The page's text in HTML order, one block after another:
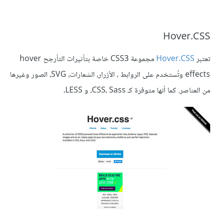
Hover.CSS
تعتبرHover.CSS
مجموعة CSS3 خاصة بتأثيرات التأرجح hover
effects وتُستخدم على الروابط ، الأزرار، الشعارات، SVG، الصور وغيرها
من العناصر. كما أنها متوفرة كـ CSS، Sass، و LESS.